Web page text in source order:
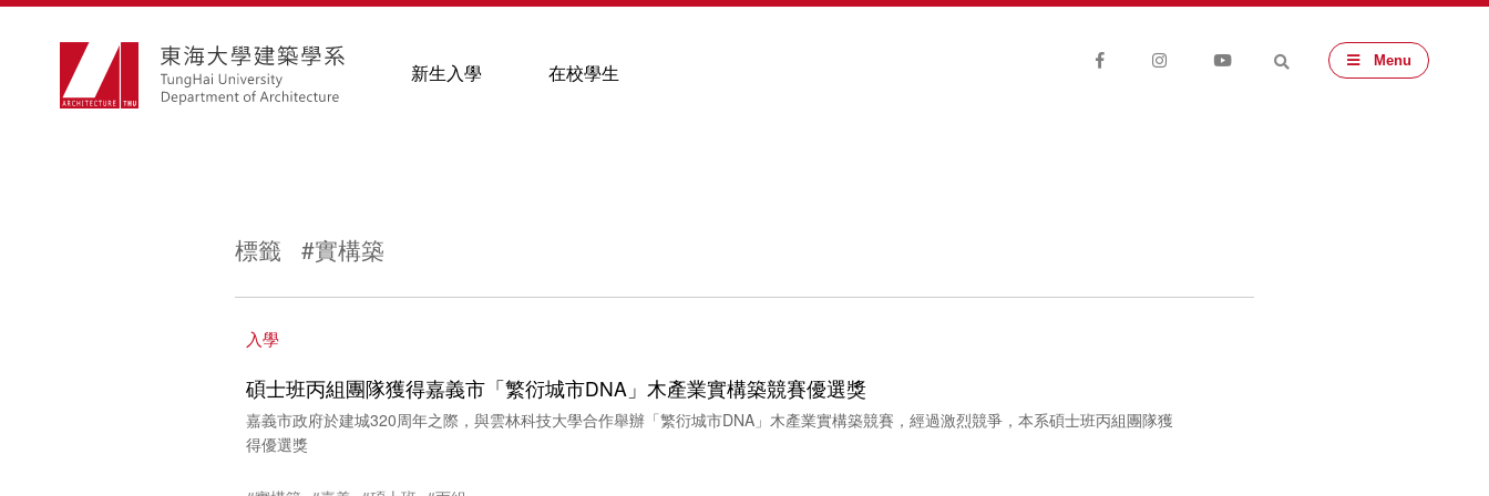
新生入學 在校學生 Menu
標籤 #實構築
入學
碩士班丙組團隊獲得嘉義市「繁衍城市DNA」木產業實構築競賽優選獎
嘉義市政府於建城320周年之際，與雲林科技大學合作舉辦「繁衍城市DNA」木產業實構築競賽，經過激烈競爭，本系碩士班丙組團隊獲
得優選獎